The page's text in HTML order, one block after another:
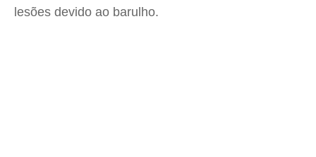
lesões devido ao barulho.